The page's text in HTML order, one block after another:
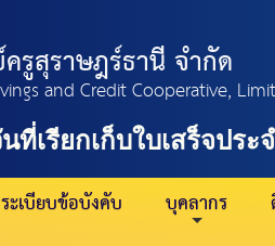
สุราษฎร์ธานี จำกัด
and Credit Cooperative,
รียกเก็บใบเสร็จประจำ
ระเบียบข้อบังคับ บุคลากร